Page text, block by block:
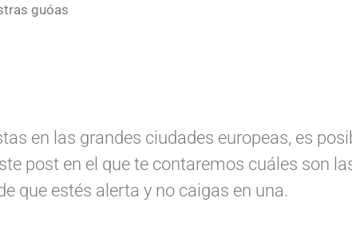
guóas
en las grandes ciudades europeas, es
post en el que te contaremos cuáles son
que estés alerta y no caigas en una.